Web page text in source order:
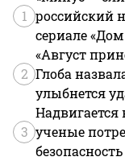
1 российский
сериале
2
«Август
Глоба
улыбнется
3 ученые
безопасность